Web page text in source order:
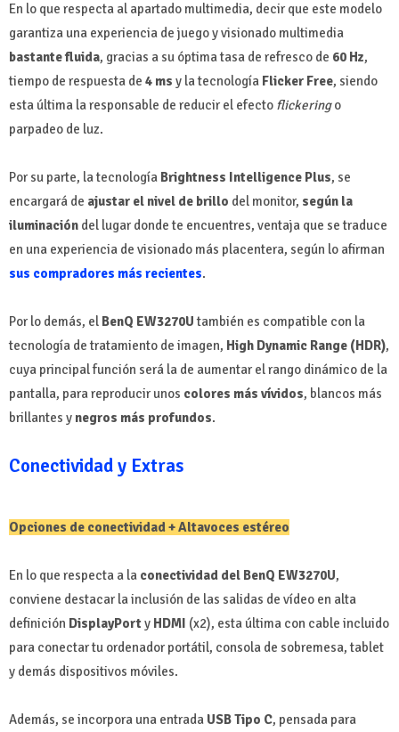
En lo que respecta al apartado multimedia, decir que este modelo
garantiza una experiencia de juego y visionado multimedia
bastante fluida, gracias a su óptima tasa de refresco de 60 Hz,
tiempo de respuesta de 4 ms y la tecnología Flicker Free, siendo
esta última la responsable de reducir el efecto flickeringo
parpadeo de luz.
Por su parte, la tecnología Brightness Intelligence Plus, se
encargará de ajustar el nivel de brillo del monitor, según la
iluminación del lugar donde te encuentres, ventaja que se traduce
en una experiencia de visionado más placentera, según lo afirman
sus compradores más recientes.
Por lo demás, el BenQ EW3270Utambién es compatible con la
tecnología de tratamiento de imagen, High Dynamic Range (HDR),
cuya principal función será la de aumentar el rango dinámico de la
pantalla, para reproducir unos colores más vívidos, blancos más
brillantes y negros más profundos.
Conectividad y Extras
Opciones de conectividad + Altavoces estéreo
En lo que respecta a la conectividad del BenQ EW3270U,
conviene destacar la inclusión de las salidas de vídeo en alta
definición DisplayPorty HDMI (x2), esta última con cable incluido
para conectar tu ordenador portátil, consola de sobremesa, tablet
y demás dispositivos móviles.
Además, se incorpora una entrada USB Tipo C, pensada para